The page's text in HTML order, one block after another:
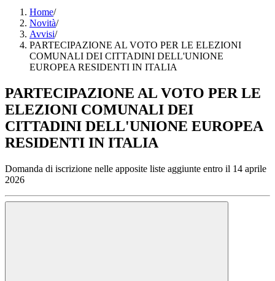
Home/
Novità/
Avvisi/
PARTECIPAZIONE AL VOTO PER LE ELEZIONI
COMUNALI DEI CITTADINI DELL'UNIONE
EUROPEA RESIDENTI IN ITALIA
PARTECIPAZIONE AL VOTO PER LE
ELEZIONI COMUNALI DEI
CITTADINI DELL'UNIONE EUROPEA
RESIDENTI IN ITALIA
Domanda di iscrizione nelle apposite liste aggiunte entro il 14 aprile
2026